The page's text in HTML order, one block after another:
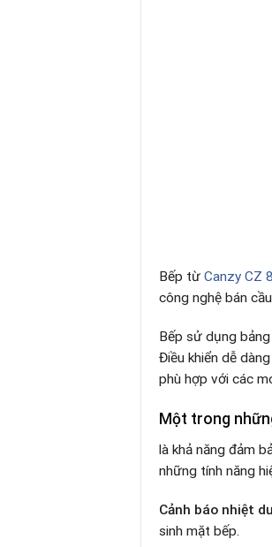
Bếp từ Canzy CZ
công nghệ bán cầu
Bếp sử dụng
Điều khiển dễ
phù hợp với các
Một trong
là khả năng đảm
những tính năng
Cảnh báo nhiệt
sinh mặt bếp.